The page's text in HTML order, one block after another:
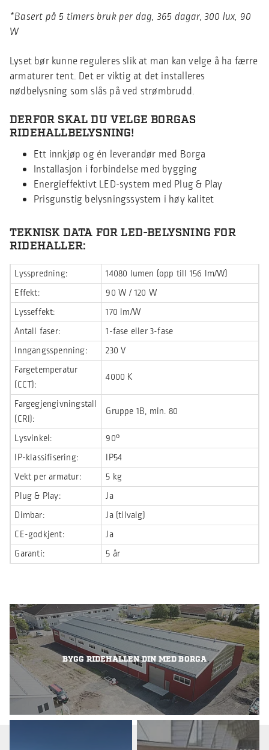
*Basert på 5 timers bruk per dag, 365 dagar, 300 lux, 90
W
Lyset bør kunne reguleres slik at man kan velge å ha færre
armaturer tent. Det er viktig at det installeres
nødbelysning som slås på ved strømbrudd.
DERFOR SKAL DU VELGE BORGAS
RIDEHALLBELYSNING!
Ett innkjøp og én leverandør med Borga
Installasjon i forbindelse med bygging
Energieffektivt LED-system med Plug & Play
Prisgunstig belysningssystem i høy kalitet
TEKNISK DATA FOR LED-BELYSNING FOR
RIDEHALLER:
Lysspredning:
14080 lumen (opp till 156 lm/W)
Effekt:
90 W / 120 W
Lysseffekt:
170 lm/W
Antall faser:
1-fase eller 3-fase
Inngangsspenning:
230 V
Fargetemperatur
(CCT):
4000 K
Fargegjengivningstall
(CRI):
Gruppe 1B, min. 80
Lysvinkel:
90°
IP-klassifisering:
IP54
Vekt per armatur:
5 kg
Plug & Play:
Ja
Dimbar:
Ja (tilvalg)
CE-godkjent:
Ja
Garanti:
5 år
BYGG RIDEHALLEN DIN MED BORGA